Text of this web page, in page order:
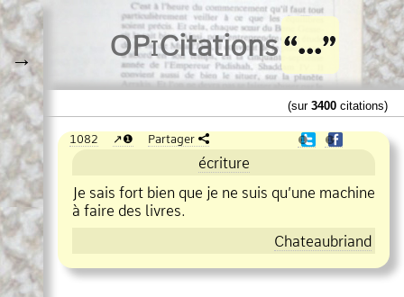
→ OPiCitations
(sur 3400 citations)
1082 ❶ Partager ❶ ❶
écriture
Je sais fort bien que je ne suis qu’une machine
à faire des livres.
Chateaubriand